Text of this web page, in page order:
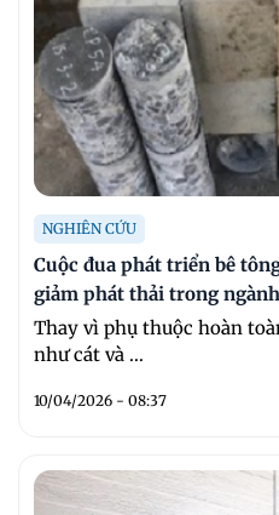
NGHIÊN CỨU
Cuộc đua phát triển bê
giảm phát thải trong
Thay vì phụ thuộc hoàn
như cát và ...
10/04/2026 - 08:37